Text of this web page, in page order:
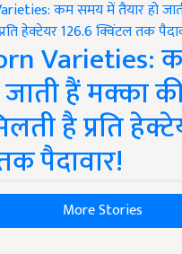
Varieties:
जाती हैं मक्का
है प्रति
पैदावार!
More Stories